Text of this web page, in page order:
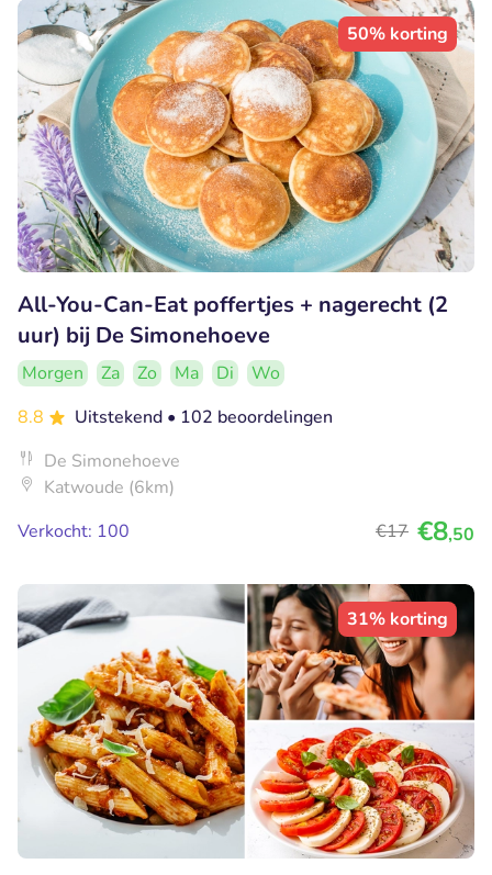
50% korting
All-You-Can-Eat poffertjes + nagerecht (2
uur) bij De Simonehoeve
Morgen Za Zo Ma Di
Wo
8.8
Uitstekend • 102 beoordelingen
De Simonehoeve
Katwoude (6km)
Verkocht: 100
€17 €8,50
31% korting